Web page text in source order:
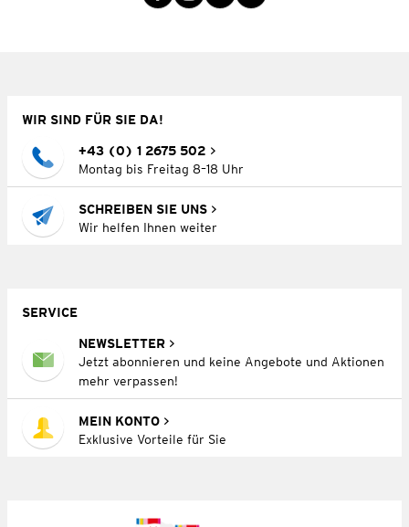
WIR SIND FÜR SIE DA!
+43 (0) 1 2675 502
Montag bis Freitag 8–18 Uhr
SCHREIBEN SIE UNS
Wir helfen Ihnen weiter
SERVICE
NEWSLETTER
Jetzt abonnieren und keine Angebote und Aktionen
mehr verpassen!
MEIN KONTO
Exklusive Vorteile für Sie